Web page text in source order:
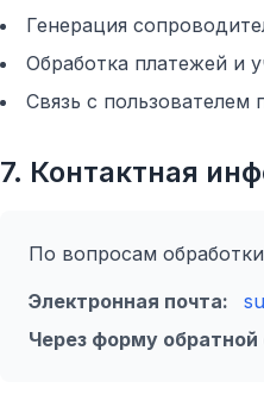
Генерация
Обработка платежей и
Связь с
7. Контактная
По вопросам
Электронная почта:
Через форму